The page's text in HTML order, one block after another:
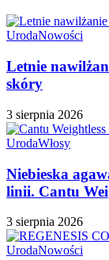
UrodaNowości
Letnie
skóry
3 sierpnia 2026
UrodaWłosy
Niebieska
linii. Cantu
3 sierpnia 2026
UrodaNowości